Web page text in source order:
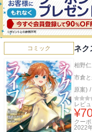
コミック ネク
相野
市倉
原案) /
レビ
¥
クー
2022